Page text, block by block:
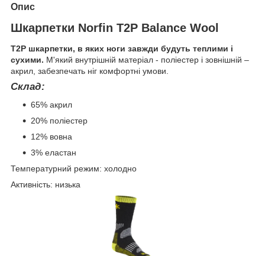
Опис
Шкарпетки Norfin T2P Balance Wool
T2P шкарпетки, в яких ноги завжди будуть теплими і
сухими. М'який внутрішній матеріал - поліестер і зовнішній –
акрил, забезпечать ніг комфортні умови.
Склад:
65% акрил
20% поліестер
12% вовна
3% еластан
Температурний режим: холодно
Активність: низька